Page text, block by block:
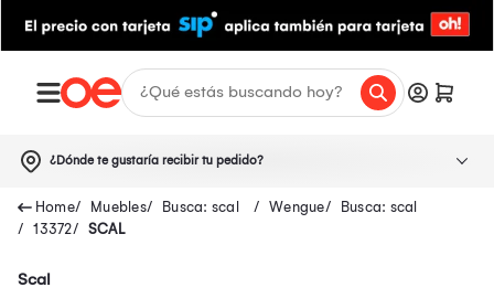
¿Dónde te gustaría recibir tu pedido?
Muebles Busca: scal Wengue
Busca: scal
13372
SCAL
Scal